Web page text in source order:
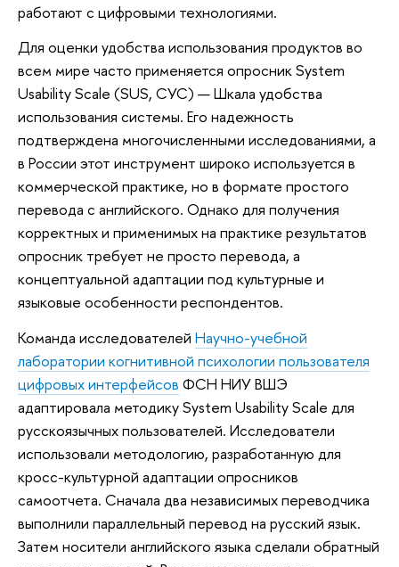
работают с цифровыми технологиями.
Для оценки удобства использования продуктов во
всем мире часто применяется опросник System
Usability Scale (SUS, СУС) — Шкала удобства
использования системы. Его надежность
подтверждена многочисленными исследованиями, а
в России этот инструмент широко используется в
коммерческой практике, но в формате простого
перевода с английского. Однако для получения
корректных и применимых на практике результатов
опросник требует не просто перевода, а
концептуальной адаптации под культурные и
языковые особенности респондентов.
Команда исследователей Научно-учебной
лаборатории когнитивной психологии пользователя
цифровых интерфейсов ФСН НИУ ВШЭ
адаптировала методику System Usability Scale для
русскоязычных пользователей. Исследователи
использовали методологию, разработанную для
кросс-культурной адаптации опросников
самоотчета. Сначала два независимых переводчика
выполнили параллельный перевод на русский язык.
Затем носители английского языка сделали обратный